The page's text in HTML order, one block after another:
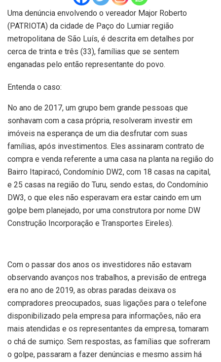
Uma denúncia envolvendo o vereador Major Roberto
(PATRIOTA) da cidade de Paço do Lumiar região
metropolitana de São Luís, é descrita em detalhes por
cerca de trinta e três (33), famílias que se sentem
enganadas pelo então representante do povo.
Entenda o caso:
No ano de 2017, um grupo bem grande pessoas que
sonhavam com a casa própria, resolveram investir em
imóveis na esperança de um dia desfrutar com suas
famílias, após investimentos. Eles assinaram contrato de
compra e venda referente a uma casa na planta na região do
Bairro Itapiracó, Condomínio DW2, com 18 casas na capital,
e 25 casas na região do Turu, sendo estas, do Condomínio
DW3, o que eles não esperavam era estar caindo em um
golpe bem planejado, por uma construtora por nome DW
Construção Incorporação e Transportes Eireles).
Com o passar dos anos os investidores não estavam
observando avanços nos trabalhos, a previsão de entrega
era no ano de 2019, as obras paradas deixava os
compradores preocupados, suas ligações para o telefone
disponibilizado pela empresa para informações, não era
mais atendidas e os representantes da empresa, tomaram
o chá de sumiço. Sem respostas, as famílias que sofreram
o golpe, passaram a fazer denúncias e mesmo assim há